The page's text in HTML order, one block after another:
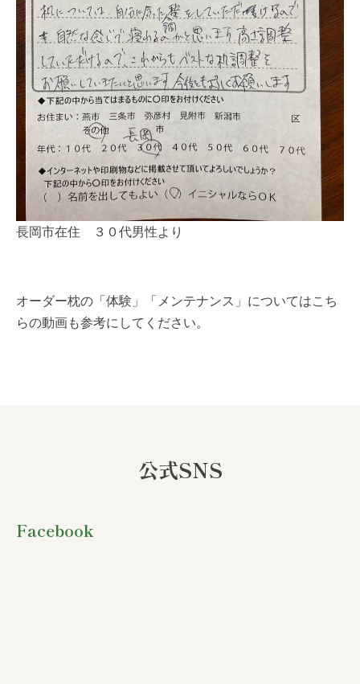
長岡市在住 ３０代男性より
オーダー枕の「体験」「メンテナンス」についてはこち
らの動画も参考にしてください。
公式SNS
Facebook